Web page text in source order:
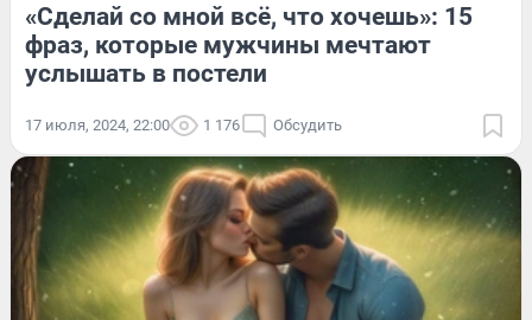
«Сделай со мной всё, что хочешь»: 15
фраз, которые мужчины мечтают
услышать в постели
17 июля, 2024, 22:00 1 176 Обсудить